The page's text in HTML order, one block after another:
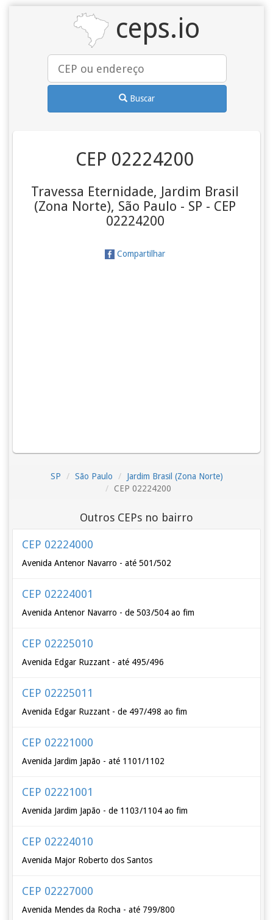
ceps.io
Buscar
CEP 02224200
Travessa Eternidade, Jardim Brasil
(Zona Norte), São Paulo - SP - CEP
02224200
Compartilhar
SP São Paulo
Jardim Brasil (Zona Norte)
CEP 02224200
Outros CEPs no bairro
CEP 02224000
Avenida Antenor Navarro - até 501/502
CEP 02224001
Avenida Antenor Navarro - de 503/504 ao fim
CEP 02225010
Avenida Edgar Ruzzant - até 495/496
CEP 02225011
Avenida Edgar Ruzzant - de 497/498 ao fim
CEP 02221000
Avenida Jardim Japão - até 1101/1102
CEP 02221001
Avenida Jardim Japão - de 1103/1104 ao fim
CEP 02224010
Avenida Major Roberto dos Santos
CEP 02227000
Avenida Mendes da Rocha - até 799/800